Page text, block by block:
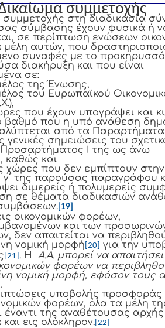
συμμετοχής
συμμετοχής στη διαδικασία
σύμβασης έχουν φυσικά ή
σε περίπτωση ενώσεων
αυτών, που
συναφές με το
διακήρυξη και που είναι
σε:
της Ένωσης,
του Ευρωπαϊκού
που έχουν υπογράψει και
βαθμό που η υπό ανάθεση
από τα Παραρτήματα
γενικές σημειώσεις του
I της ως άνω
καθώς και
χώρες που δεν εμπίπτουν στην
της παρούσας παραγράφου
διμερείς ή πολυμερείς
σε θέματα διαδικασιών
[19]
οικονομικών φορέων,
και των
δεν απαιτείται να
νομική μορφή [20]
για την
[21] . Η
Α.Α. μπορεί να
φορέων να
νομική μορφή, εφόσον τους
υποβολής
φορέων, όλα τα μέλη
έναντι της αναθέτουσας αρχής
εις ολόκληρον. [22]